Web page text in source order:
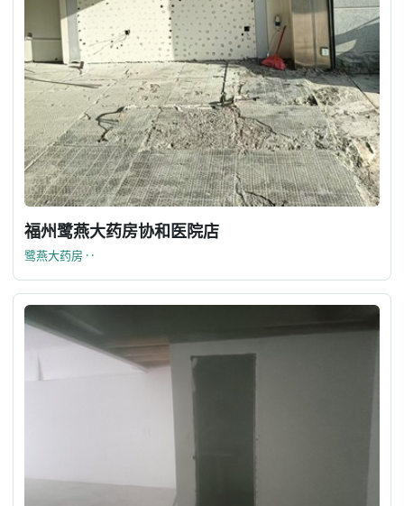
福州鹭燕大药房协和医院店
鹭燕大药房 · ·